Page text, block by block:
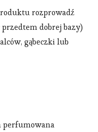
rozprowadź
dobrej bazy)
gąbeczki lub
perfumowana